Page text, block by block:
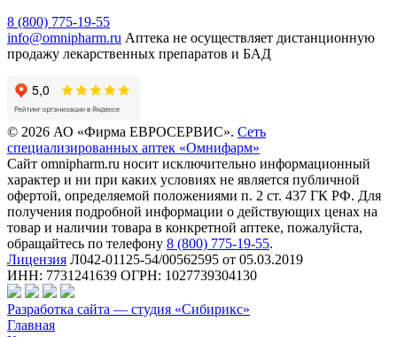
8 (800) 775-19-55
info@omnipharm.ru Аптека не осуществляет дистанционную
продажу лекарственных препаратов и БАД
© 2026 АО «Фирма ЕВРОСЕРВИС». Сеть
специализированных аптек «Омнифарм»
Сайт omnipharm.ru носит исключительно информационный
характер и ни при каких условиях не является публичной
офертой, определяемой положениями п. 2 ст. 437 ГК РФ. Для
получения подробной информации о действующих ценах на
товар и наличии товара в конкретной аптеке, пожалуйста,
обращайтесь по телефону 8 (800) 775-19-55.
Лицензия Л042-01125-54/00562595 от 05.03.2019
ИНН: 7731241639 ОГРН: 1027739304130
Разработка сайта — студия «Сибирикс»
Главная